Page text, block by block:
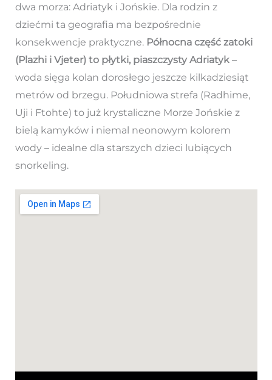
dwa morza: Adriatyk i Jońskie. Dla rodzin z
dziećmi ta geografia ma bezpośrednie
konsekwencje praktyczne. Północna część zatoki
(Plazhi i Vjeter) to płytki, piaszczysty Adriatyk–
woda sięga kolan dorosłego jeszcze kilkadziesiąt
metrów od brzegu. Południowa strefa (Radhime,
Uji i Ftohte) to już krystaliczne Morze Jońskie z
bielą kamyków i niemal neonowym kolorem
wody – idealne dla starszych dzieci lubiących
snorkeling.